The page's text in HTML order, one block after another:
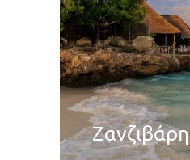
Ζανζιβάρη